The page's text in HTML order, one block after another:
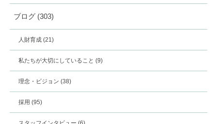
ブログ (303)
人財育成 (21)
私たちが大切にしていること (9)
理念・ビジョン (38)
採用 (95)